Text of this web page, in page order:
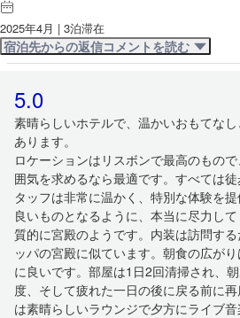
2025年4月 | 3泊滞在
宿泊先からの返信コメントを読む
5.0
素晴らしいホテルで、温かいおもてな
あります。
ロケーションはリスボンで最高のもの
囲気を求めるなら最適です。すべては
タッフは非常に温かく、特別な体験を
良いものとなるように、本当に尽力し
質的に宮殿のようです。内装は訪問す
ッパの宮殿に似ています。朝食の広が
に良いです。部屋は1日2回清掃され、
度、そして疲れた一日の後に戻る前に
は素晴らしいラウンジで夕方にライブ音